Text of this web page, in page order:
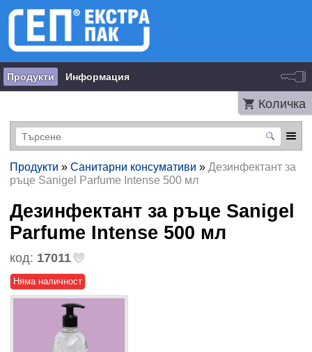
Продукти Информация
Количка
Продукти » Санитарни консумативи » Дезинфектант за
ръце Sanigel Parfume Intense 500 мл
Дезинфектант за ръце Sanigel
Parfume Intense 500 мл
код: 17011
Няма наличност